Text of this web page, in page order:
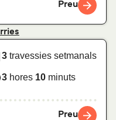
Preu
3 travessies setmanals
3 hores 10 minuts
Preu